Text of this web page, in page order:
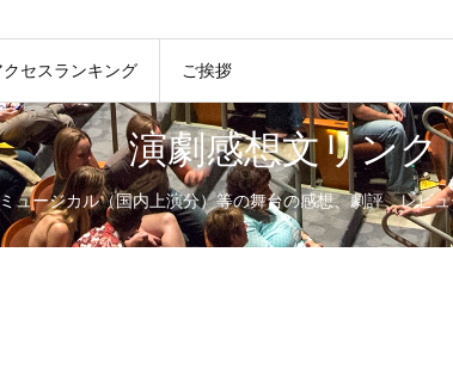
クセスランキング ご挨拶
演劇感想文リンク
ュージカル（国内上演分）等の舞台の感想、劇評、レビ